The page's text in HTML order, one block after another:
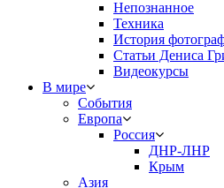
Непознанное
Техника
История
Статьи Дениса
Видеокурсы
В мире
События
Европа
Россия
ДНР-ЛНР
Крым
Азия